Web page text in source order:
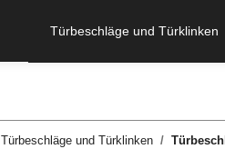
Türbeschläge und Türklinken
Türbeschläge und Türklinken